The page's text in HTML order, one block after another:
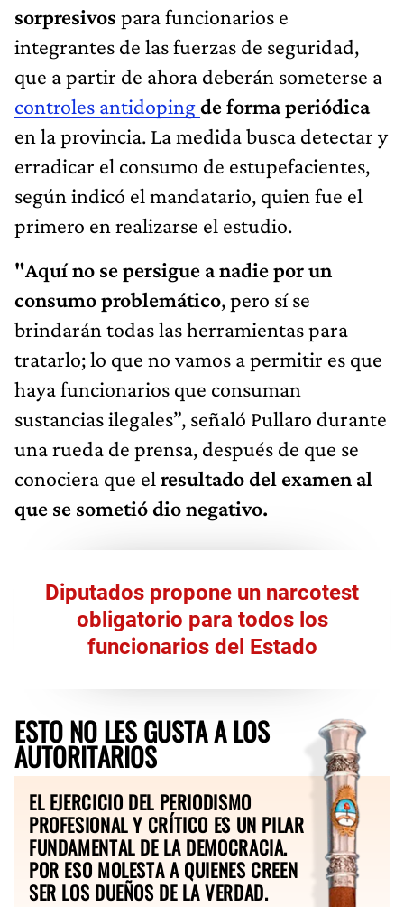
sorpresivos para funcionarios e
integrantes de las fuerzas de seguridad,
que a partir de ahora deberán someterse a
controles antidopingde forma periódica
en la provincia. La medida busca detectar y
erradicar el consumo de estupefacientes,
según indicó el mandatario, quien fue el
primero en realizarse el estudio.
"Aquí no se persigue a nadie por un
consumo problemático, pero sí se
brindarán todas las herramientas para
tratarlo; lo que no vamos a permitir es que
haya funcionarios que consuman
sustancias ilegales”, señaló Pullaro durante
una rueda de prensa, después de que se
conociera que el resultado del examen al
que se sometió dio negativo.
Diputados propone un narcotest
obligatorio para todos los
funcionarios del Estado
ESTO NO LES GUSTA A LOS
AUTORITARIOS
EL EJERCICIO DEL PERIODISMO
PROFESIONAL Y CRÍTICO ES UN PILAR
FUNDAMENTAL DE LA DEMOCRACIA.
POR ESO MOLESTA A QUIENES CREEN
SER LOS DUEÑOS DE LA VERDAD.